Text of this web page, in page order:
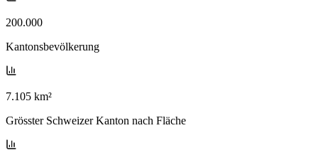
200.000
Kantonsbevölkerung
7.105 km²
Grösster Schweizer Kanton nach Fläche